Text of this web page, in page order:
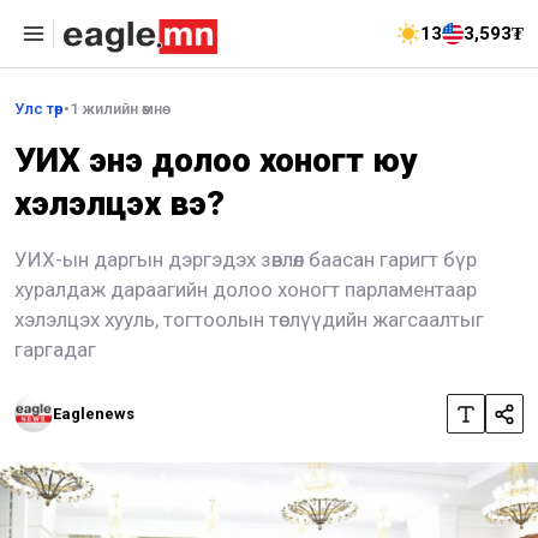
13 3,593₮
Улс төр•1 жилийн өмнө
УИХ энэ долоо хоногт юу
хэлэлцэх вэ?
УИХ-ын даргын дэргэдэх зөвлөл баасан гаригт бүр
хуралдаж дараагийн долоо хоногт парламентаар
хэлэлцэх хууль, тогтоолын төслүүдийн жагсаалтыг
гаргадаг
Eaglenews